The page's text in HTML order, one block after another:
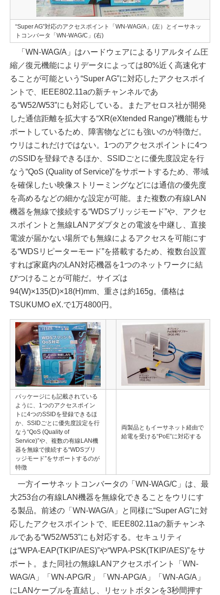
“Super AG”対応のアクセスポイント「WN-WAG/A」(左）とイーサネッ
トコンバータ「WN-WAG/C」(右)
「WN-WAG/A」はハードウェアによるリアルタイム圧
縮／復元機能によりデータによっては80%近く高速化す
ることが可能という“Super AG”に対応したアクセスポイ
ントで、IEEE802.11aの新チャンネルであ
る“W52/W53”にも対応している。またアセロス社が開発
した通信距離を拡大する“XR(eXtended Range)”機能もサ
ポートしているため、障害物などにも強いのが特徴だ。
ウリはこれだけではない。1つのアクセスポイントに4つ
のSSIDを登録できるほか、SSIDごとに優先度設定を行
なう“QoS (Quality of Service)”をサポートするため、帯域
を確保したい映像ストリーミングなどには通信の優先度
を高めるなどの細かな設定が可能。また複数の有線LAN
機器を無線で接続する“WDSブリッジモード”や、アクセ
スポイントと無線LANアダプタとの電波を中継し、直接
電波が届かない場所でも無線によるアクセスを可能にす
る“WDSリピーターモード”を搭載するため、複数台設置
すれば家庭内のLAN対応機器を1つのネットワークに結
びつけることが可能だ。サイズは
94(W)×135(D)×18(H)mm、重さは約165g。価格は
TSUKUMO eX.で1万4800円。
パッケージにも記載されている
ように、1つのアクセスポイン
トに4つのSSIDを登録できるほ
か、SSIDごとに優先度設定を行
なう“QoS (Quality of
Service)”や、複数の有線LAN機
器を無線で接続する“WDSブリ
ッジモード”をサポートするのが
特徴
両製品ともイーサネット経由で
給電を受ける“PoE”に対応する
一方イーサネットコンバータの「WN-WAG/C」は、最
大253台の有線LAN機器を無線化できることをウリにす
る製品。前述の「WN-WAG/A」と同様に“Super AG”に対
応したアクセスポイントで、IEEE802.11aの新チャンネ
ルである“W52/W53”にも対応する。セキュリティ
は“WPA-EAP(TKIP/AES)”や“WPA-PSK(TKIP/AES)”をサ
ポート。また同社の無線LANアクセスポイント「WN-
WAG/A」「WN-APG/R」「WN-APG/A」「WN-AG/A」
にLANケーブルを直結し、リセットボタンを3秒間押す